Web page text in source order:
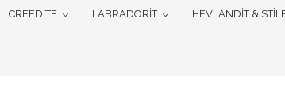
CREEDITE LABRADORİT HEVLANDİT &